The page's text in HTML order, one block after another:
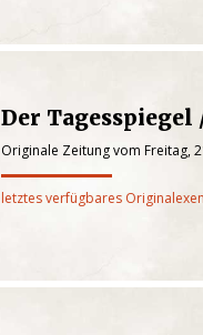
Der
Originale Zeitung vom Freitag,
letztes verfügbares